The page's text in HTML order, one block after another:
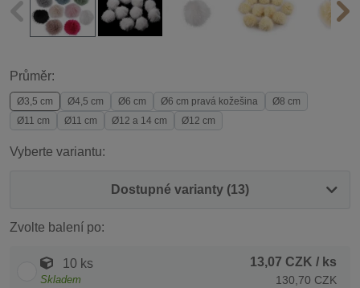
Průměr:
Ø3,5 cm Ø4,5 cm Ø6 cm Ø6 cm pravá kožešina
Ø8 cm
Ø11 cm
Ø11 cm Ø12 a 14 cm Ø12 cm
Vyberte variantu:
Dostupné varianty (13)
Zvolte balení po:
10 ks
Skladem
13,07 CZK / ks
130,70 CZK